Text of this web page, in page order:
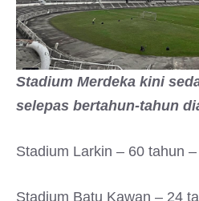
Stadium Merdeka kini
selepas bertahun-tahun
Stadium Larkin – 60 tahun
Stadium Batu Kawan – 24